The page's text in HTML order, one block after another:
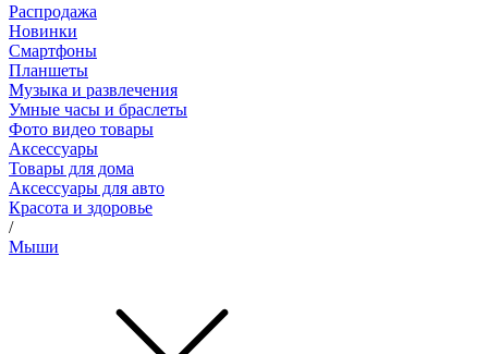
Распродажа
Новинки
Смартфоны
Планшеты
Музыка и развлечения
Умные часы и браслеты
Фото видео товары
Аксессуары
Товары для дома
Аксессуары для авто
Красота и здоровье
/
Мыши